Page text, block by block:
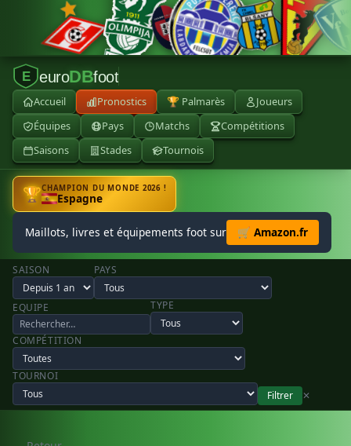
E euroDBfoot
Accueil Pronostics 🏆 Palmarès
Joueurs
Équipes
Pays Matchs
Compétitions
Saisons
Stades Tournois
🏆CHAMPION DU MONDE 2026 !
Espagne
Maillots, livres et équipements foot sur 🛒 Amazon.fr
SAISON PAYS
EQUIPE TYPE
COMPÉTITION
TOURNOI
Filtrer
✕